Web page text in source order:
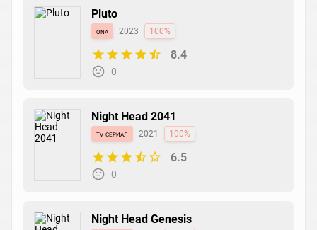
Pluto
ona 2023 100%
8.4
0
Night Head 2041
tv сериал 2021 100%
6.5
0
Night Head Genesis